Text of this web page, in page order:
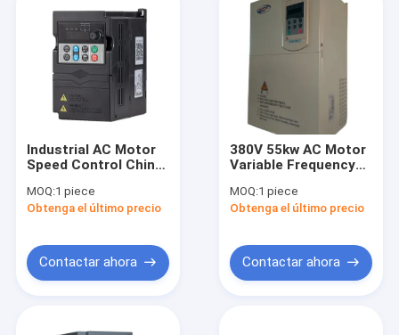
Inversor trifásico
inversor solar de la bomba
Reactancia de CA del inversor
Pantalla táctil de HMI
Impulsión del motor de pasos
Industrial AC Motor
Speed ​​Control China
Phase To Converter
Three Phase Variable
MOQ:1 piece
Obtenga el último precio
Contactar ahora
380V 55kw AC Motor
Variable Frequency
MOQ:1 piece
Obtenga el último precio
Contactar ahora